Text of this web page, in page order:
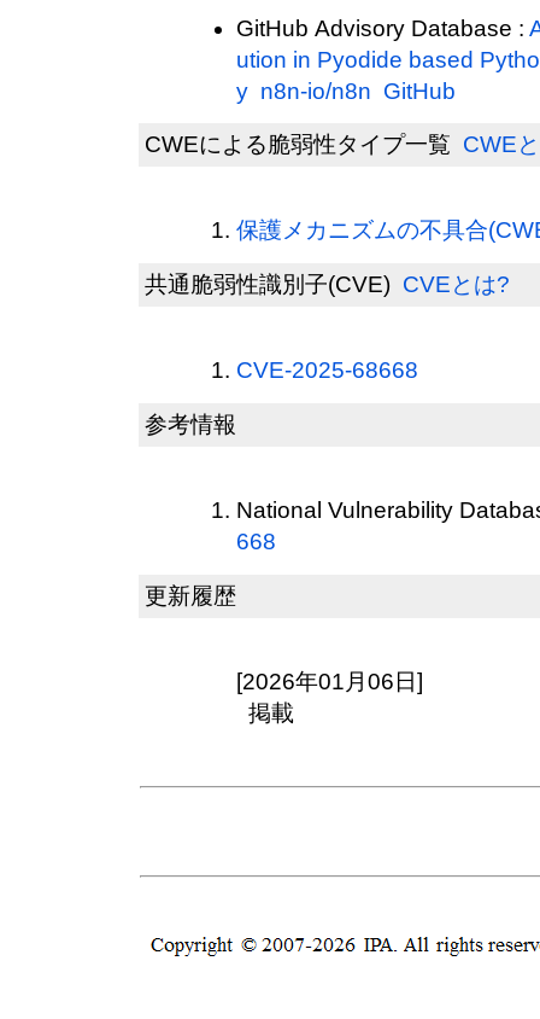
GitHub Advisory Database :
ution in Pyodide based
y n8n-io/n8n GitHub
CWEによる脆弱性タイプ一覧 CWE
保護メカニズムの不具合
共通脆弱性識別子(CVE) CVEとは?
CVE-2025-68668
参考情報
National Vulnerability
668
更新履歴
[2026年01月06日]
掲載